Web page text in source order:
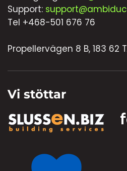
Support:
Tel +468-501 676 76
Propellervägen 8 B, 183 62
Vi stöttar